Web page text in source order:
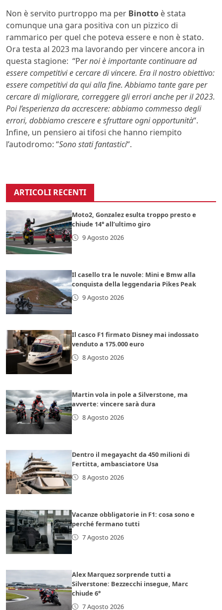
Non è servito purtroppo ma per Binotto è stata
comunque una gara positiva con un pizzico di
rammarico per quel che poteva essere e non è stato.
Ora testa al 2023 ma lavorando per vincere ancora in
questa stagione: “Per noi è importante continuare ad
essere competitivi e cercare di vincere. Era il nostro obiettivo:
essere competitivi da qui alla fine. Abbiamo tante gare per
cercare di migliorare, correggere gli errori anche per il 2023.
Poi l’esperienza da accrescere: abbiamo commesso degli
errori, dobbiamo crescere e sfruttare ogni opportunità“.
Infine, un pensiero ai tifosi che hanno riempito
l’autodromo: “Sono stati fantastici“.
ARTICOLI RECENTI
Moto2, Gonzalez esulta troppo presto e
chiude 14° all’ultimo giro
9 Agosto 2026
Il casello tra le nuvole: Mini e Bmw alla
conquista della leggendaria Pikes Peak
9 Agosto 2026
Il casco F1 firmato Disney mai indossato
venduto a 175.000 euro
8 Agosto 2026
Martin vola in pole a Silverstone, ma
avverte: vincere sarà dura
8 Agosto 2026
Dentro il megayacht da 450 milioni di
Fertitta, ambasciatore Usa
8 Agosto 2026
Vacanze obbligatorie in F1: cosa sono e
perché fermano tutti
7 Agosto 2026
Alex Marquez sorprende tutti a
Silverstone: Bezzecchi insegue, Marc
chiude 6°
7 Agosto 2026